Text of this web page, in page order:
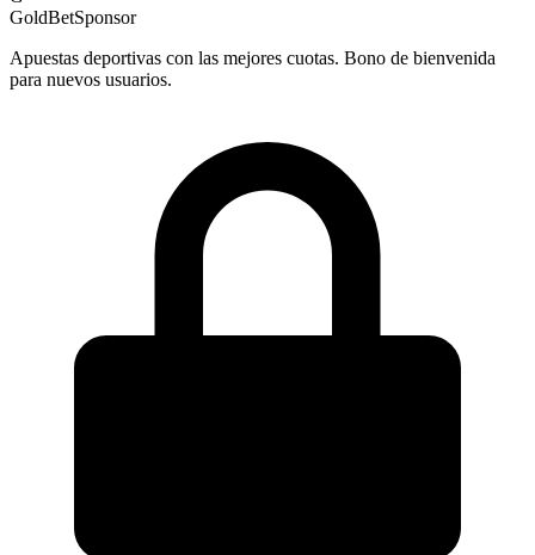
GoldBetSponsor
Apuestas deportivas con las mejores cuotas. Bono de bienvenida
para nuevos usuarios.